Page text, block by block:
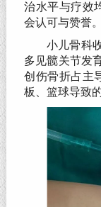
治水平与疗效
会认可与赞誉。
小儿骨科
多见髋关节发
创伤骨折占主
板、篮球导致